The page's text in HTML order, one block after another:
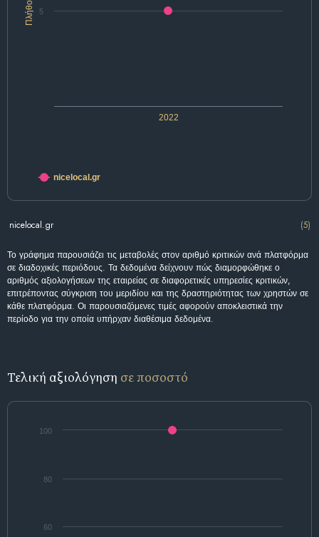
Πλήθος
2022
5
nicelocal.gr
nicelocal.gr (5)
Το γράφημα παρουσιάζει τις μεταβολές στον αριθμό κριτικών ανά πλατφόρμα
σε διαδοχικές περιόδους. Τα δεδομένα δείχνουν πώς διαμορφώθηκε ο
αριθμός αξιολογήσεων της εταιρείας σε διαφορετικές υπηρεσίες κριτικών,
επιτρέποντας σύγκριση του μεριδίου και της δραστηριότητας των χρηστών σε
κάθε πλατφόρμα. Οι παρουσιαζόμενες τιμές αφορούν αποκλειστικά την
περίοδο για την οποία υπήρχαν διαθέσιμα δεδομένα.
Τελική αξιολόγηση σε ποσοστό
60
80
100